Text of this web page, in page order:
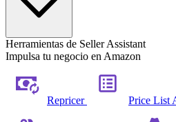
Herramientas de Seller Assistant
Impulsa tu negocio en Amazon
Repricer Price List